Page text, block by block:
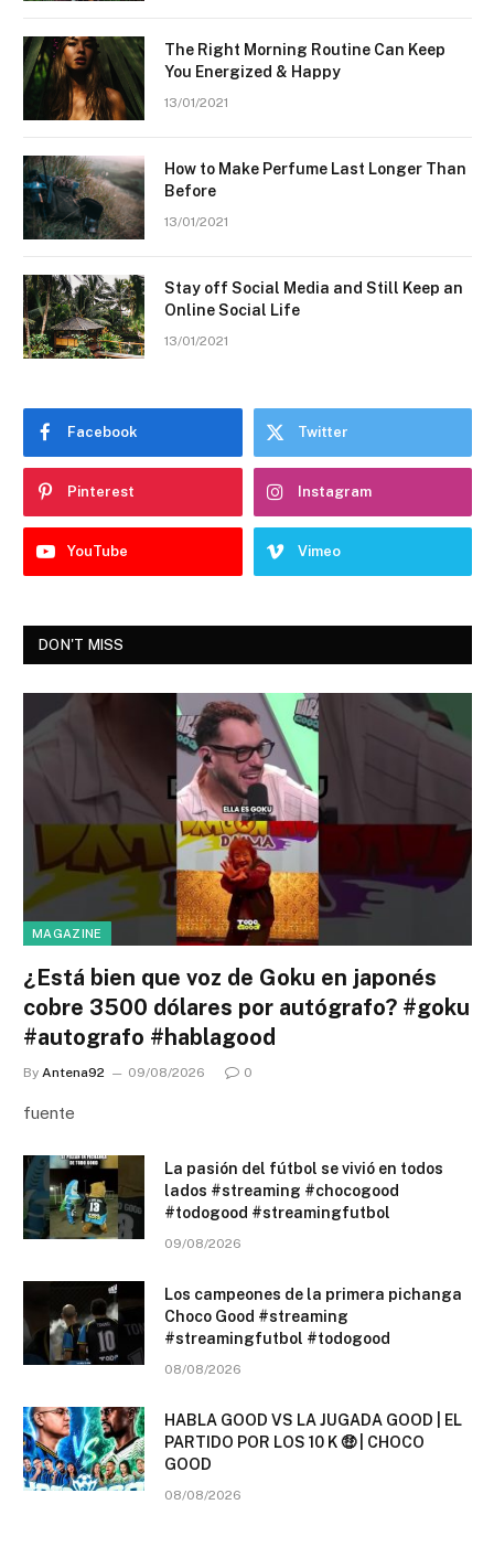
The Right Morning Routine Can Keep
You Energized & Happy
13/01/2021
How to Make Perfume Last Longer Than
Before
13/01/2021
Stay off Social Media and Still Keep an
Online Social Life
13/01/2021
Facebook Twitter
Pinterest Instagram
YouTube Vimeo
DON'T MISS
MAGAZINE
¿Está bien que voz de Goku en japonés
cobre 3500 dólares por autógrafo? #goku
#autografo #hablagood
By Antena92 09/08/2026 0
fuente
La pasión del fútbol se vivió en todos
lados #streaming #chocogood
#todogood #streamingfutbol
09/08/2026
Los campeones de la primera pichanga
Choco Good #streaming
#streamingfutbol #todogood
08/08/2026
HABLA GOOD VS LA JUGADA GOOD | EL
PARTIDO POR LOS 10 K 🤑 | CHOCO
GOOD
08/08/2026